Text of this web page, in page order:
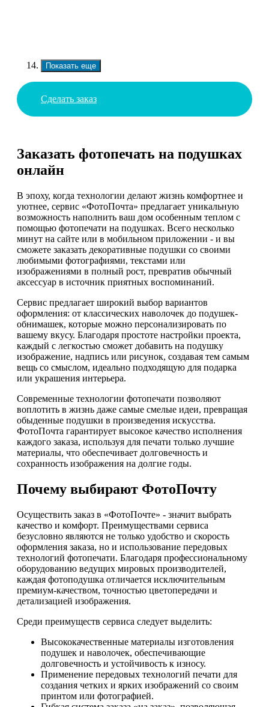
Показать еще
Сделать заказ
Заказать фотопечать на подушках
онлайн
В эпоху, когда технологии делают жизнь комфортнее и
уютнее, сервис «ФотоПочта» предлагает уникальную
возможность наполнить ваш дом особенным теплом с
помощью фотопечати на подушках. Всего несколько
минут на сайте или в мобильном приложении - и вы
сможете заказать декоративные подушки со своими
любимыми фотографиями, текстами или
изображениями в полный рост, превратив обычный
аксессуар в источник приятных воспоминаний.
Сервис предлагает широкий выбор вариантов
оформления: от классических наволочек до подушек-
обнимашек, которые можно персонализировать по
вашему вкусу. Благодаря простоте настройки проекта,
каждый с легкостью сможет добавить на подушку
изображение, надпись или рисунок, создавая тем самым
вещь со смыслом, идеально подходящую для подарка
или украшения интерьера.
Современные технологии фотопечати позволяют
воплотить в жизнь даже самые смелые идеи, превращая
обыденные подушки в произведения искусства.
ФотоПочта гарантирует высокое качество исполнения
каждого заказа, используя для печати только лучшие
материалы, что обеспечивает долговечность и
сохранность изображения на долгие годы.
Почему выбирают ФотоПочту
Осуществить заказ в «ФотоПочте» - значит выбрать
качество и комфорт. Преимуществами сервиса
безусловно являются не только удобство и скорость
оформления заказа, но и использование передовых
технологий фотопечати. Благодаря профессиональному
оборудованию ведущих мировых производителей,
каждая фотоподушка отличается исключительным
премиум-качеством, точностью цветопередачи и
детализацией изображения.
Среди преимуществ сервиса следует выделить:
Высококачественные материалы изготовления
подушек и наволочек, обеспечивающие
долговечность и устойчивость к износу.
Применение передовых технологий печати для
создания четких и ярких изображений со своим
принтом или фотографией.